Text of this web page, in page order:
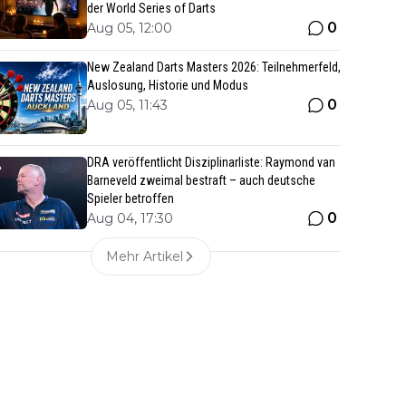
der World Series of Darts
Aug 05, 12:00 0
New Zealand Darts Masters 2026: Teilnehmerfeld,
Auslosung, Historie und Modus
Aug 05, 11:43 0
DRA veröffentlicht Disziplinarliste: Raymond van
Barneveld zweimal bestraft – auch deutsche
Spieler betroffen
Aug 04, 17:30 0
Mehr Artikel